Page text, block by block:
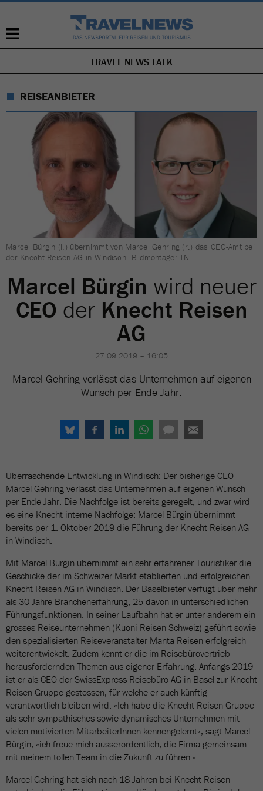
NAVIGATION
ÜBERSPRINGEN
TRAVEL NEWS TALK
REISEANBIETER
Marcel Bürgin (l.) übernimmt von Marcel Gehring (r.) das CEO-Amt bei
der Knecht Reisen AG in Windisch. Bildmontage: TN
Marcel Bürgin wird neuer
CEO der Knecht Reisen
AG
27.09.2019 – 16:05
Marcel Gehring verlässt das Unternehmen auf eigenen
Wunsch per Ende Jahr.
Überraschende Entwicklung in Windisch: Der bisherige CEO
Marcel Gehring verlässt das Unternehmen auf eigenen Wunsch
per Ende Jahr. Die Nachfolge ist bereits geregelt, und zwar wird
es eine Knecht-interne Nachfolge: Marcel Bürgin übernimmt
bereits per 1. Oktober 2019 die Führung der Knecht Reisen AG
in Windisch.
Mit Marcel Bürgin übernimmt ein sehr erfahrener Touristiker die
Geschicke der im Schweizer Markt etablierten und erfolgreichen
Knecht Reisen AG in Windisch. Der Baselbieter verfügt über mehr
als 30 Jahre Branchenerfahrung, 25 davon in unterschiedlichen
Führungsfunktionen. In seiner Laufbahn hat er unter anderem ein
grosses Reiseunternehmen (Kuoni Reisen Schweiz) geführt sowie
den spezialisierten Reiseveranstalter Manta Reisen erfolgreich
weiterentwickelt. Zudem kennt er die im Reisebürovertrieb
herausfordernden Themen aus eigener Erfahrung. Anfangs 2019
ist er als CEO der SwissExpress Reisebüro AG in Basel zur Knecht
Reisen Gruppe gestossen, für welche er auch künftig
verantwortlich bleiben wird. «Ich habe die Knecht Reisen Gruppe
als sehr sympathisches sowie dynamisches Unternehmen mit
vielen motivierten MitarbeiterInnen kennengelernt», sagt Marcel
Bürgin, «ich freue mich ausserordentlich, die Firma gemeinsam
mit meinem tollen Team in die Zukunft zu führen.»
Marcel Gehring hat sich nach 18 Jahren bei Knecht Reisen